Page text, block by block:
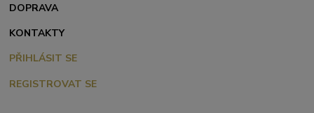
DOPRAVA
KONTAKTY
PŘIHLÁSIT SE
REGISTROVAT SE